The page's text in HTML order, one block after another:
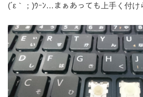
(´ε｀；)ｳｰﾝ…まぁあっても上手く付け